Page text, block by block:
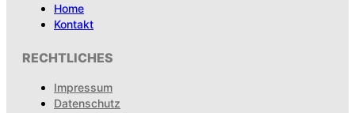
Home
Kontakt
RECHTLICHES
Impressum
Datenschutz